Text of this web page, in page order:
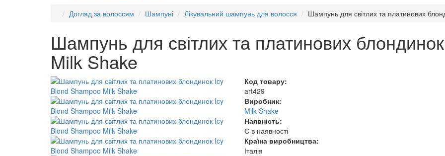
Догляд за волоссям
Шампуні Лікувальний шампунь для волосся Шампунь для світлих та платинових
Шампунь для світлих та платинових
Milk Shake
Код товару:
art429
Виробник:
Milk Shake
Наявність:
Є в наявності
Країна виробництва:
Італія